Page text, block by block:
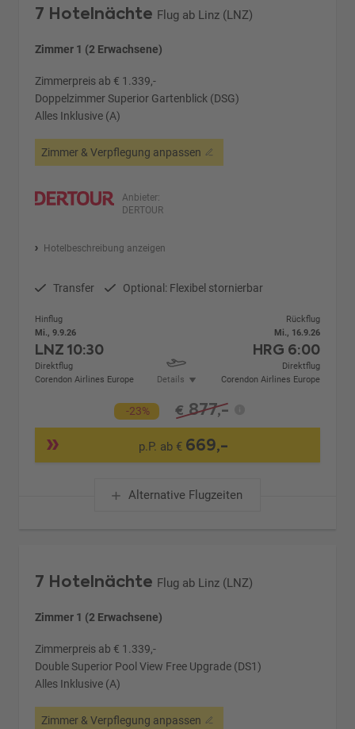
7 Hotelnächte Flug ab Linz (LNZ)
Zimmer 1 (2 Erwachsene)
Zimmerpreis ab € 1.339,-
Doppelzimmer Superior Gartenblick (DSG)
Alles Inklusive (A)
Zimmer & Verpflegung anpassen
Anbieter:
DERTOUR
Hotelbeschreibung anzeigen
Transfer Optional: Flexibel stornierbar
Hinflug
Mi., 9.9.26
LNZ10:30
Direktflug
Corendon Airlines Europe
Details
Rückflug
Mi., 16.9.26
HRG 6:00
Direktflug
Corendon Airlines Europe
-23% € 877,-
p.P. ab € 669,-
Alternative Flugzeiten
7 Hotelnächte Flug ab Linz (LNZ)
Zimmer 1 (2 Erwachsene)
Zimmerpreis ab € 1.339,-
Double Superior Pool View Free Upgrade (DS1)
Alles Inklusive (A)
Zimmer & Verpflegung anpassen